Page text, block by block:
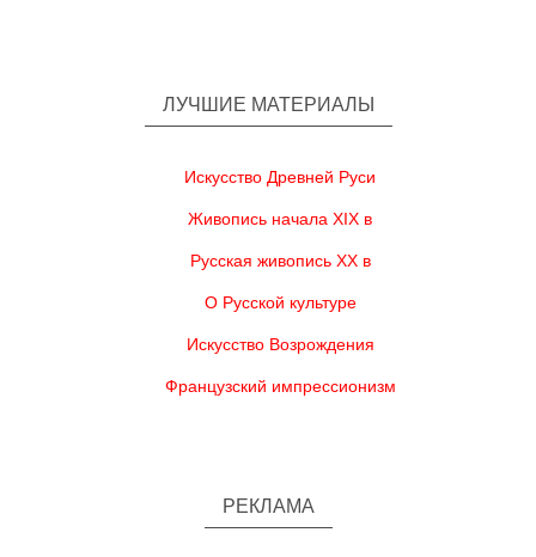
ЛУЧШИЕ МАТЕРИАЛЫ
Искусство Древней Руси
Живопись начала XIX в
Русская живопись XX в
О Русской культуре
Искусство Возрождения
Французский импрессионизм
РЕКЛАМА